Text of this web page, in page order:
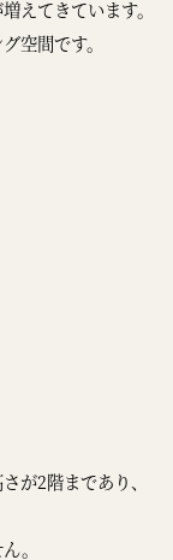
えてきています。
空間です。
が2階まであり、
。